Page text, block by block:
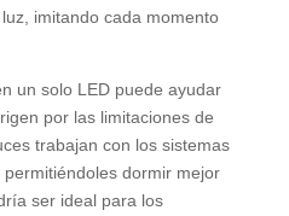
imitando cada momento
un solo LED puede ayudar
por las limitaciones de
trabajan con los sistemas
dormir mejor
ser ideal para los